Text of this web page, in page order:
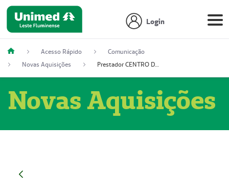
Login
Acesso Rápido
Comunicação
Novas Aquisições
Prestador CENTRO DE ONCOLOGIA
Novas Aquisições